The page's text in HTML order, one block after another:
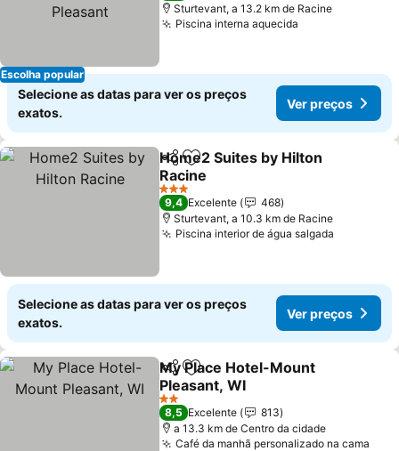
Escolha popular
Sturtevant, a 13.2 km de Racine
Piscina interna aquecida
Selecione as datas para ver os preços
exatos.
Ver preços
PartilharAdicionar aos favoritos
Home2 Suites by Hilton
Racine
3 Estrelas
9,4 Excelente
468
Sturtevant, a 10.3 km de Racine
Piscina interior de água salgada
Selecione as datas para ver os preços
exatos.
Ver preços
PartilharAdicionar aos favoritos
My Place Hotel-Mount
Pleasant, WI
2 Estrelas
8,5 Excelente
813
a 13.3 km de Centro da cidade
Café da manhã personalizado na cama